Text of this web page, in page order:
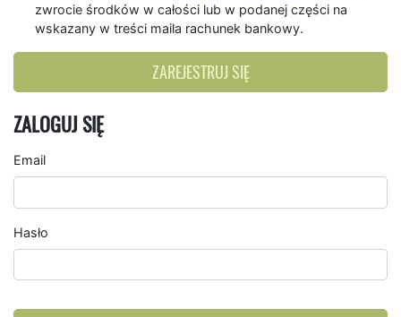
zwrocie środków w całości lub w podanej części na
wskazany w treści maila rachunek bankowy.
ZAREJESTRUJ SIĘ
ZALOGUJ SIĘ
Email
Hasło